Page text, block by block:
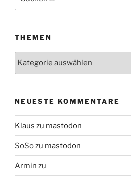
nach:
THEMEN
Themen
NEUESTE KOMMENTARE
Klaus zu mastodon
SoSozu mastodon
Armin zu